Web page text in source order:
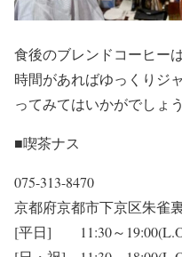
食後のブレンドコーヒーは
時間があればゆっくりジ
ってみてはいかがでしょう
■喫茶ナス
075-313-8470
京都府京都市下京区朱雀
[平日] 11:30～